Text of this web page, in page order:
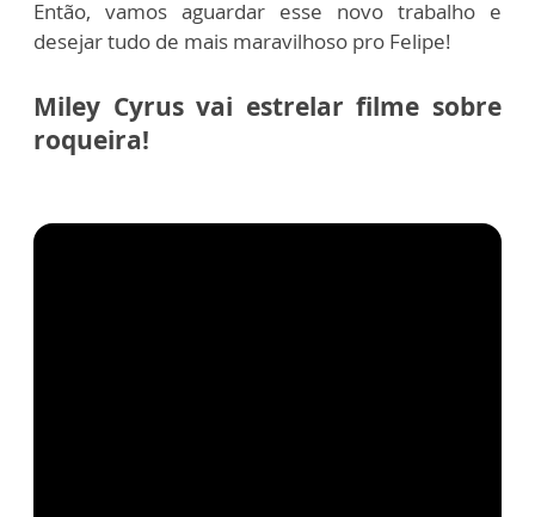
Então, vamos aguardar esse novo trabalho e
desejar tudo de mais maravilhoso pro Felipe!
Miley Cyrus vai estrelar filme sobre
roqueira!